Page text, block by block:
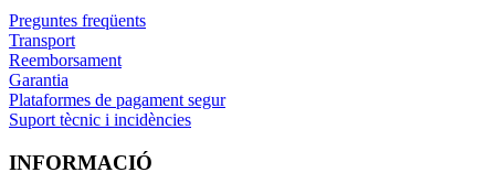
Preguntes freqüents
Transport
Reemborsament
Garantia
Plataformes de pagament segur
Suport tècnic i incidències
INFORMACIÓ